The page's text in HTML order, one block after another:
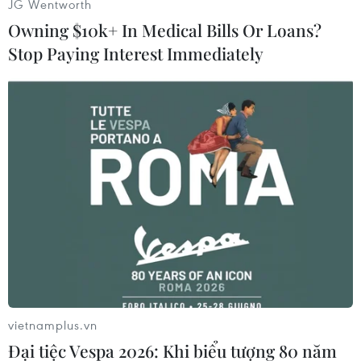
#HNX #Trái phiếu Chính phủ #Đấu thầu
Theo dõi VietnamPlus
TIN CÙNG CHUYÊN MỤC
Chứng khoán tuần tới: VN-Index có
vượt được vùng 1.800 điểm?
JG Wentworth
Owning $10k+ In Medical Bills Or Loans?
Stop Paying Interest Immediately
vietnamplus.vn
Đại tiệc Vespa 2026: Khi biểu tượng 80 năm